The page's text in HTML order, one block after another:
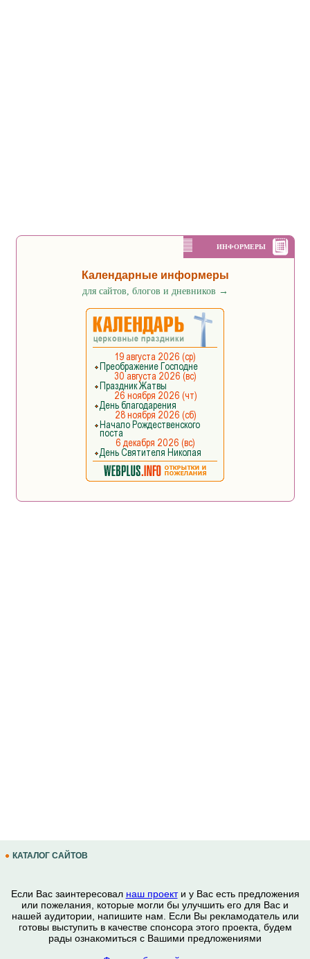
ИНФОРМЕРЫ
Календарные информеры
для сайтов, блогов и дневников →
КАТАЛОГ САЙТОВ
Если Вас заинтересовал наш проекти у Вас есть предложения
или пожелания, которые могли бы улучшить его для Вас и
нашей аудитории, напишите нам. Если Вы рекламодатель или
готовы выступить в качестве спонсора этого проекта, будем
рады ознакомиться с Вашими предложениями